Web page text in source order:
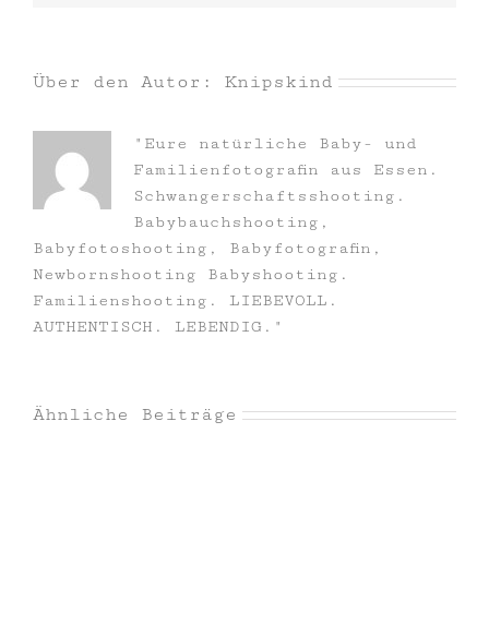
Über den Autor: Knipskind
"Eure natürliche Baby- und
Familienfotografin aus Essen.
Schwangerschaftsshooting.
Babybauchshooting,
Babyfotoshooting, Babyfotografin,
Newbornshooting Babyshooting.
Familienshooting. LIEBEVOLL.
AUTHENTISCH. LEBENDIG."
Ähnliche Beiträge